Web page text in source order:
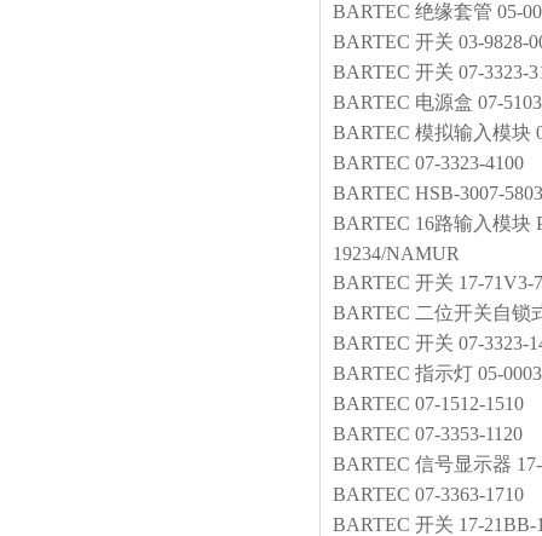
BARTEC 绝缘套管 05-
BARTEC 开关 03-9828-
BARTEC 开关 07-3323-
BARTEC 电源盒 07-
BARTEC 模拟输入模块
BARTEC 07-3323-4100
BARTEC HSB-3007-
BARTEC 16路输入模块
19234/NAMUR
BARTEC 开关 17-71V3-
BARTEC 二位开关自锁
BARTEC 开关 07-3323-
BARTEC 指示灯 05-
BARTEC 07-1512-1510
BARTEC 07-3353-1120
BARTEC 信号显示器
BARTEC 07-3363-1710
BARTEC 开关 17-21BB-